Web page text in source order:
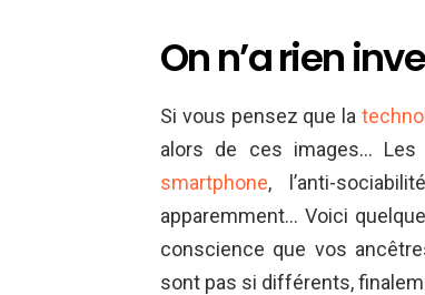
On n’a rien
Si vous pensez que la
alors de ces images…
smartphone, l’anti-
apparemment… Voici
conscience que vos
sont pas si différents,